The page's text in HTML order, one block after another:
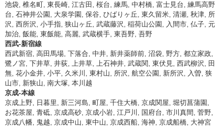
池袋, 椎名町, 東長崎, 江古田, 桜台, 練馬, 中村橋, 富士見台, 練馬高野
台, 石神井公園, 大泉学園, 保谷, ひばりヶ丘, 東久留米, 清瀬, 秋津, 所
沢, 西所沢, 小手指, 狭山ヶ丘, 武蔵藤沢, 稲荷山公園, 入間市, 仏子, 元
加治, 飯能, 東飯能, 高麗, 武蔵横手, 東吾野, 吾野
西武-新宿線
西武新宿, 高田馬場, 下落合, 中井, 新井薬師前, 沼袋, 野方, 都立家政,
鷺ノ宮, 下井草, 井荻, 上井草, 上石神井, 武蔵関, 東伏見, 西武柳沢, 田
無, 花小金井, 小平, 久米川, 東村山, 所沢, 航空公園, 新所沢, 入曽, 狭
山市, 新狭山, 南大塚, 本川越
京成-本線
京成上野, 日暮里, 新三河島, 町屋, 千住大橋, 京成関屋, 堀切菖蒲園,
お花茶屋, 青砥, 京成高砂, 京成小岩, 江戸川, 国府台, 市川真間, 菅野,
京成八幡, 鬼越, 京成中山, 東中山, 京成西船, 海神, 京成船橋, 大神宮